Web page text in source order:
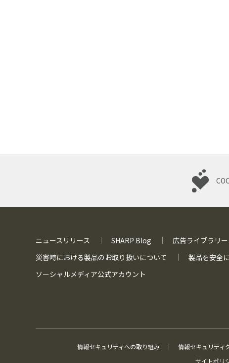
ニュースリリース SHARP Blog 広告ライブラリー
災害時における製品のお取り扱いについて 製品を安全に
ソーシャルメディア公式アカウント
情報セキュリティへの取り組み 情報セキュリティ
サイトポリ